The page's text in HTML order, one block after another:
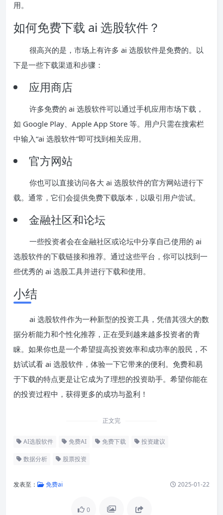
用。
如何免费下载 ai 选股软件？
很高兴的是，市场上有许多 ai 选股软件是免费的。以
下是一些下载渠道和步骤：
应用商店
许多免费的 ai 选股软件可以通过手机应用市场下载，
如 Google Play、Apple App Store 等。用户只需在搜索栏
中输入“ai 选股软件”即可找到相关应用。
官方网站
你也可以直接访问各大 ai 选股软件的官方网站进行下
载。通常，它们会提供免费下载版本，以吸引用户尝试。
金融社区和论坛
一些投资者会在金融社区或论坛中分享自己使用的 ai
选股软件的下载链接和推荐。通过这些平台，你可以找到一
些优秀的 ai 选股工具并进行下载和使用。
小结
ai 选股软件作为一种新型的投资工具，凭借其强大的数
据分析能力和个性化推荐，正在受到越来越多投资者的青
睐。如果你也是一个希望提高投资效率和成功率的股民，不
妨试试看 ai 选股软件，体验一下它带来的便利。免费和易
于下载的特点更是让它成为了理想的投资助手。希望你能在
的投资过程中，获得更多的成功与盈利！
正文完
AI选股软件 免费AI 免费下载 投资建议
数据分析 股票投资
发表至： 免费ai 2025-01-22
0